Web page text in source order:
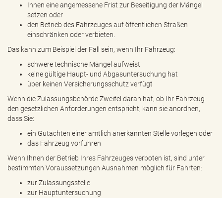
Ihnen eine angemessene Frist zur Beseitigung der Mängel
setzen oder
den Betrieb des Fahrzeuges auf öffentlichen Straßen
einschränken oder verbieten.
Das kann zum Beispiel der Fall sein, wenn Ihr Fahrzeug:
schwere technische Mängel aufweist
keine gültige Haupt- und Abgasuntersuchung hat
über keinen Versicherungsschutz verfügt
Wenn die Zulassungsbehörde Zweifel daran hat, ob Ihr Fahrzeug
den gesetzlichen Anforderungen entspricht, kann sie anordnen,
dass Sie:
ein Gutachten einer amtlich anerkannten Stelle vorlegen oder
das Fahrzeug vorführen
Wenn Ihnen der Betrieb Ihres Fahrzeuges verboten ist, sind unter
bestimmten Voraussetzungen Ausnahmen möglich für Fahrten:
zur Zulassungsstelle
zur Hauptuntersuchung